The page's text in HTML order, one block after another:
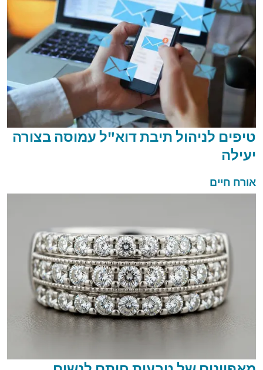
טיפים לניהול תיבת דוא"ל עמוסה בצורה
יעילה
אורח חיים